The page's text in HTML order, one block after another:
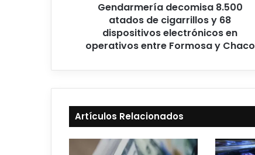
Gendarmería decomisa 8.500
atados de cigarrillos y 68
dispositivos electrónicos en
operativos entre Formosa y Chaco
Artículos Relacionados